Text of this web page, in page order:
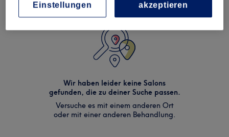
Wir haben leider keine Salons
gefunden, die zu deiner Suche passen.
Versuche es mit einem anderen Ort
oder mit einer anderen Behandlung.
Einstellungen
akzeptieren